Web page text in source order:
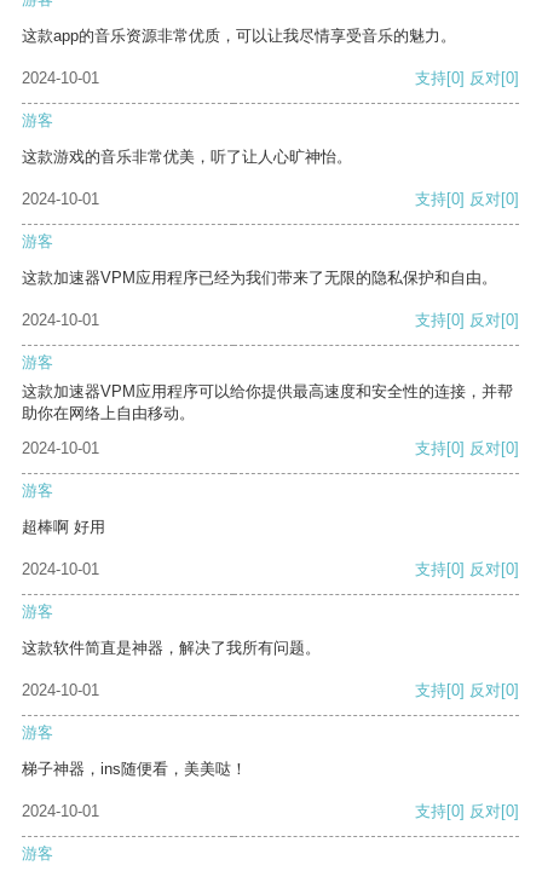
这款app的音乐资源非常优质，可以让我尽情享受音乐的魅力。
2024-10-01 支持[0] 反对[0]
游客
这款游戏的音乐非常优美，听了让人心旷神怡。
2024-10-01 支持[0] 反对[0]
游客
这款加速器VPM应用程序已经为我们带来了无限的隐私保护和自由。
2024-10-01 支持[0] 反对[0]
游客
这款加速器VPM应用程序可以给你提供最高速度和安全性的连接，并帮
助你在网络上自由移动。
2024-10-01
支持[0] 反对[0]
游客
超棒啊 好用
2024-10-01 支持[0] 反对[0]
游客
这款软件简直是神器，解决了我所有问题。
2024-10-01 支持[0] 反对[0]
游客
梯子神器，ins随便看，美美哒！
2024-10-01 支持[0] 反对[0]
游客